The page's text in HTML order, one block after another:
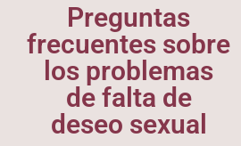
Preguntas
frecuentes sobre
los problemas
de falta de
deseo sexual